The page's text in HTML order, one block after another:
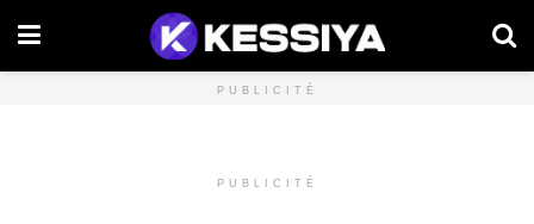
PUBLICITÉ
PUBLICITÉ